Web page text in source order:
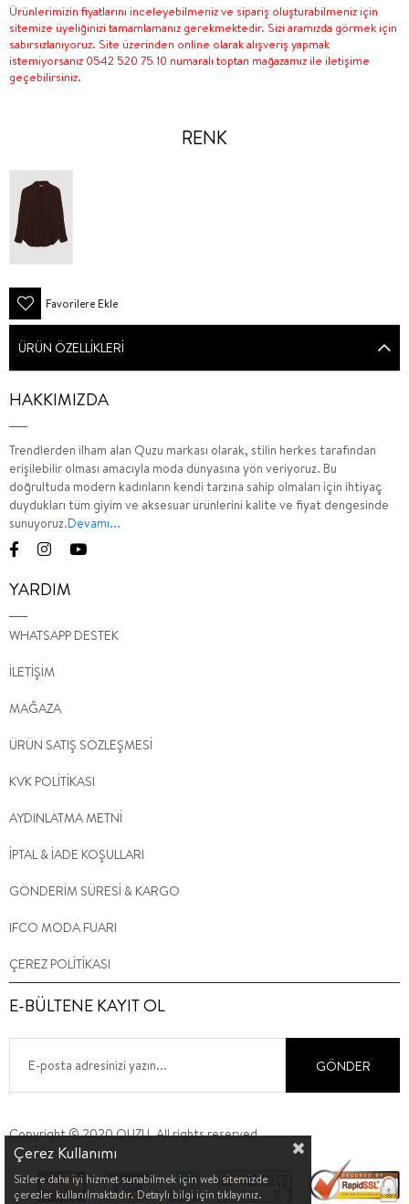
Ürünlerimizin fiyatlarını inceleyebilmeniz ve sipariş oluşturabilmeniz için
sitemize üyeliğinizi tamamlamanız gerekmektedir. Sizi aramızda görmek için
sabırsızlanıyoruz. Site üzerinden online olarak alışveriş yapmak
istemiyorsanız 0542 520 75 10 numaralı toptan mağazamız ile iletişime
geçebilirsiniz.
RENK
Favorilere Ekle
ÜRÜN ÖZELLIKLERI
HAKKIMIZDA
Trendlerden ilham alan Quzu markası olarak, stilin herkes tarafından
erişilebilir olması amacıyla moda dünyasına yön veriyoruz. Bu
doğrultuda modern kadınların kendi tarzına sahip olmaları için ihtiyaç
duydukları tüm giyim ve aksesuar ürünlerini kalite ve fiyat dengesinde
sunuyoruz.Devamı...
YARDIM
WHATSAPP DESTEK
İLETİŞİM
MAĞAZA
ÜRÜN SATIŞ SÖZLEŞMESİ
KVK POLİTİKASI
AYDINLATMA METNİ
İPTAL & İADE KOŞULLARI
GÖNDERİM SÜRESİ & KARGO
IFCO MODA FUARI
ÇEREZ POLİTİKASI
E-BÜLTENE KAYIT OL
GÖNDER
Copyright © 2020 QUZU. All rights reserved.
Çerez Kullanımı
Sizlere daha iyi hizmet sunabilmek için web sitemizde
çerezler kullanılmaktadır. Detaylı bilgi için tıklayınız.